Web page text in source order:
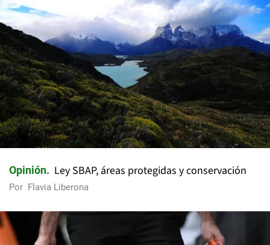
Opinión Ley SBAP, áreas protegidas y conservación
Por Flavia Liberona